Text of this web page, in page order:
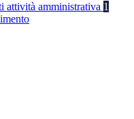
attività amministrativa 1